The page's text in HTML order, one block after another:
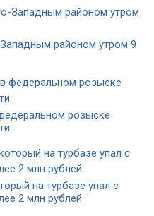
районом утром 9
розыске
на турбазе упал с
2 млн рублей